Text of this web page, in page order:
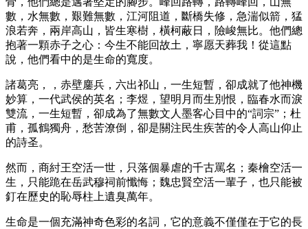
數，水無數，艱難無數，江河阻道，斷橋失修，急湍似箭，猛
浪若奔，兩岸高山，皆生寒樹，橫柯蔽日，險峻無比。他們總
抱著一顆赤子之心：今生不能回故土，寧愿天葬我！從這點
說，他們看中的是生命的寬度。
諸葛亮，，赤壁鏖兵，六出祁山，一生短暫，卻成就了他神機
妙算，一代武侯的英名；李煜，望明月而生別恨，臨春水而淚
雙流，一生短暫，卻成為了無數文人墨客心目中的“詞宗”；杜
甫，孤鶴獨舟，愁苦潦倒，卻是關注民生疾苦的令人高山仰止
的詩圣。
然而，商紂王空活一世，只落個暴虐的千古罵名；秦檜空活一
生，只能跪在岳武穆祠前懺悔；魏忠賢空活一輩子，也只能被
釘在歷史的恥辱柱上遺臭萬年。
生命是一個充滿神奇色彩的名詞，它的意義不僅僅在于它的長